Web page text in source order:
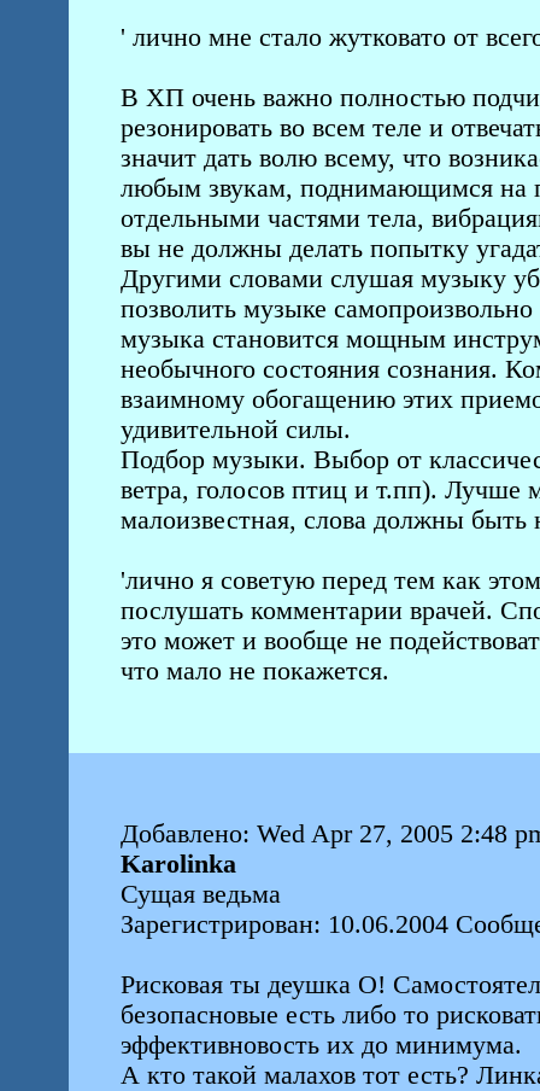
' лично мне стало жутковато от
В ХП очень важно полностью
резонировать во всем теле и
значит дать волю всему, что
любым звукам, поднимающимся на
отдельными частями тела,
вы не должны делать попытку
Другими словами слушая музыку
позволить музыке
музыка становится мощным
необычного состояния сознания.
взаимному обогащению этих
удивительной силы.
Подбор музыки. Выбор от
ветра, голосов птиц и т.пп). Лучше
малоизвестная, слова должны быть
'лично я советую перед тем как
послушать комментарии врачей.
это может и вообще не
что мало не покажется.
Добавлено: Wed Apr 27, 2005 2:48
Karolinka
Сущая ведьма
Зарегистрирован: 10.06.2004
Рисковая ты деушка О!
безопасновые есть либо то
эффективновость их до минимума.
А кто такой малахов тот есть?